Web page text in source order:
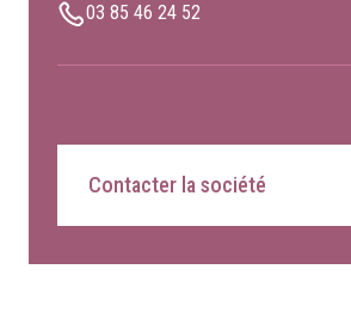
03 85 46 24 52
Contacter la société